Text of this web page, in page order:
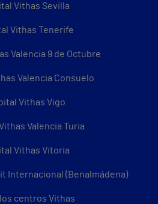
Vithas Sevilla
Vithas Tenerife
Valencia 9 de Octubre
Valencia Consuelo
Vithas Vigo
Valencia Turia
Vithas Vitoria
Internacional (Benalmádena)
centros Vithas